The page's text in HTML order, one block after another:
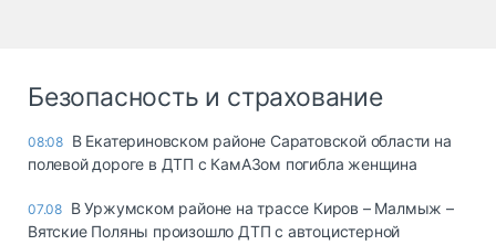
Безопасность и страхование
08:08 В Екатериновском районе Саратовской области на
полевой дороге в ДТП с КамАЗом погибла женщина
07.08 В Уржумском районе на трассе Киров – Малмыж –
Вятские Поляны произошло ДТП с автоцистерной